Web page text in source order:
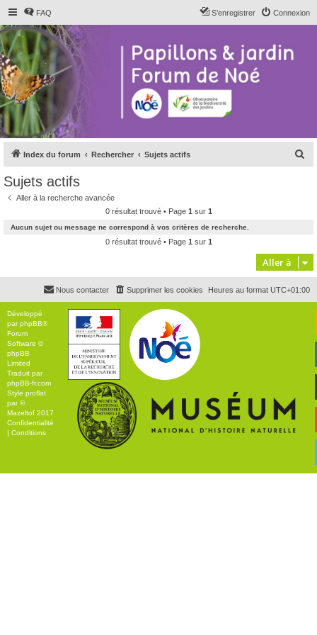
FAQ Connexion
S’enregistrer
Index du forum Rechercher Sujets actifs
c
h
e
Sujets actifs
Aller à la recherche avancée
0 résultat trouvé • Page 1 sur 1
Aucun sujet ou message ne correspond à vos critères de recherche.
0 résultat trouvé • Page 1 sur 1
Aller à
Heures au format UTC+01:00
Supprimer les cookies
Nous contacter
Développé
parphpBB®
Forum
Software ©
phpBB
Limited
Traduit par
phpBB-fr.com
Style proflat
par ©
Mazeltof 2017
Confidentialité
| Conditions